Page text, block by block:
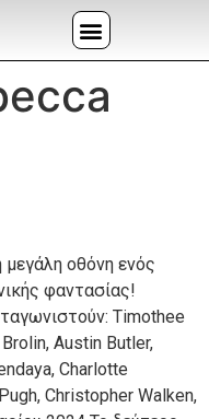
οθόνη ενός
φαντασίας!
Timothee
Austin Butler,
Charlotte
Christopher Walken,